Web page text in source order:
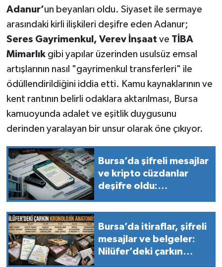
Adanur’un beyanları oldu. Siyaset ile sermaye
arasındaki kirli ilişkileri deşifre eden Adanur;
Seres Gayrimenkul, Verev İnşaat ve TİBA
Mimarlıkgibi yapılar üzerinden usulsüz emsal
artışlarının nasıl "gayrimenkul transferleri" ile
ödüllendirildiğini iddia etti. Kamu kaynaklarının ve
kent rantının belirli odaklara aktarılması, Bursa
kamuoyunda adalet ve eşitlik duygusunu
derinden yaralayan bir unsur olarak öne çıkıyor.
Bursa’da şifreli mesajlar
ve kripto cüzdanlar
deşifre oldu:
TL’lik rüşvet pazarlığı
WhatsApp’ta!
Bursa’da itiraflar, şifreli
mesajlar ve belgeler:
Nilüfer’deki çarkın